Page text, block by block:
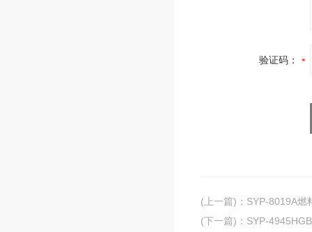
验证码：
(上一篇) ： SYP-8019A燃
(下一篇) ： SYP-